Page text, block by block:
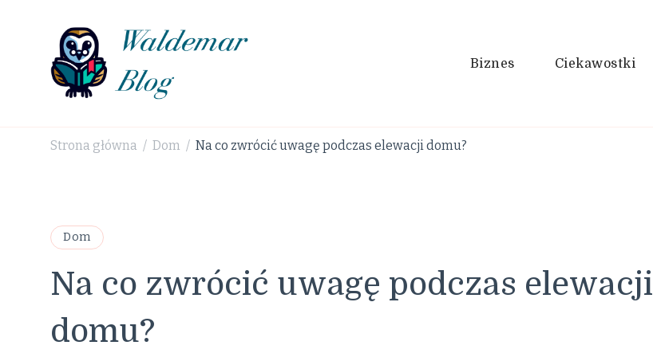
Biznes Ciekawostki
Strona główna / Dom / Na co zwrócić uwagę podczas elewacji domu?
Dom
Na co zwrócić uwagę podczas elewacji
domu?